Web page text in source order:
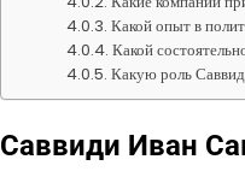
Какой опыт в
Какой
Какую роль
Саввиди Иван